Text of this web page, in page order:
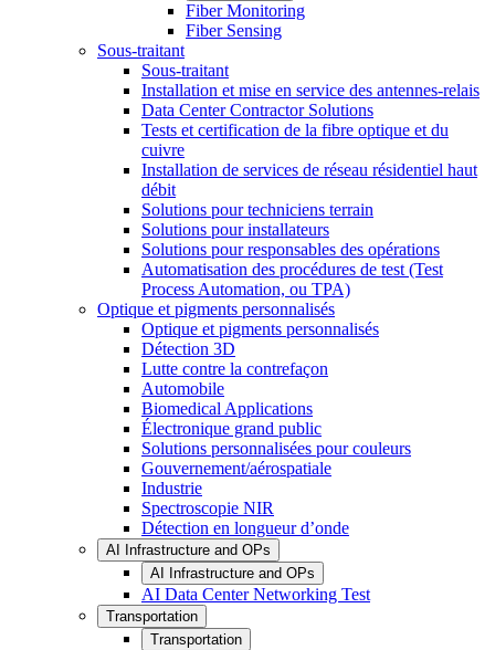
Fiber Monitoring
Fiber Sensing
Sous-traitant
Sous-traitant
Installation et mise en service des antennes-relais
Data Center Contractor Solutions
Tests et certification de la fibre optique et du
cuivre
Installation de services de réseau résidentiel haut
débit
Solutions pour techniciens terrain
Solutions pour installateurs
Solutions pour responsables des opérations
Automatisation des procédures de test (Test
Process Automation, ou TPA)
Optique et pigments personnalisés
Optique et pigments personnalisés
Détection 3D
Lutte contre la contrefaçon
Automobile
Biomedical Applications
Électronique grand public
Solutions personnalisées pour couleurs
Gouvernement/aérospatiale
Industrie
Spectroscopie NIR
Détection en longueur d’onde
AI Infrastructure and OPs
AI Infrastructure and OPs
AI Data Center Networking Test
Transportation
Transportation